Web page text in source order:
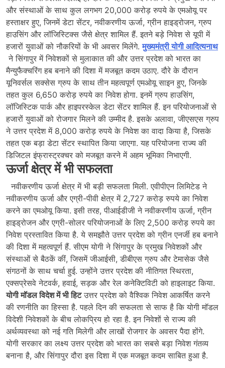
और संस्थाओं के साथ कुल लगभग 20,000 करोड़ रुपये के एमओयू पर
हस्ताक्षर हुए, जिनमें डेटा सेंटर, नवीकरणीय ऊर्जा, ग्रीन हाइड्रोजन, ग्रुप
हाउसिंग और लॉजिस्टिक्स जैसे क्षेत्र शामिल हैं. इतने बड़े निवेश से यूपी में
हजारों युवाओं को नौकरियों के भी अवसर मिलेंगे.मुख्यमंत्री योगी आदित्यनाथ
ने सिंगापुर में निवेशकों से मुलाकात की और उत्तर प्रदेश को भारत का
मैन्युफैक्चरिंग हब बनाने की दिशा में मजबूत कदम उठाए. दौरे के दौरान
यूनिवर्सल सक्सेस ग्रुप के साथ तीन महत्वपूर्ण एमओयू साइन हुए, जिनके
तहत कुल 6,650 करोड़ रुपये का निवेश होगा. इनमें ग्रुप हाउसिंग,
लॉजिस्टिक पार्क और हाइपरस्केल डेटा सेंटर शामिल हैं. इन परियोजनाओं से
हजारों युवाओं को रोजगार मिलने की उम्मीद है. इसके अलावा, जीएसएस ग्रुप
ने उत्तर प्रदेश में 8,000 करोड़ रुपये के निवेश का वादा किया है, जिसके
तहत एक बड़ा डेटा सेंटर स्थापित किया जाएगा. यह परियोजना राज्य की
डिजिटल इंफ्रास्ट्रक्चर को मजबूत करने में अहम भूमिका निभाएगी.
ऊर्जा क्षेत्र में भी सफलता
नवीकरणीय ऊर्जा क्षेत्र में भी बड़ी सफलता मिली. एवीपीएन लिमिटेड ने
नवीकरणीय ऊर्जा और एग्री-पीवी क्षेत्र में 2,727 करोड़ रुपये का निवेश
करने का एमओयू किया. इसी तरह, पीआईडीजी ने नवीकरणीय ऊर्जा, ग्रीन
हाइड्रोजन और एग्री-सोलर परियोजनाओं के लिए 2,500 करोड़ रुपये का
निवेश प्रस्तावित किया है. ये समझौते उत्तर प्रदेश को ग्रीन एनर्जी हब बनाने
की दिशा में महत्वपूर्ण हैं. सीएम योगी ने सिंगापुर के प्रमुख निवेशकों और
संस्थाओं से बैठकें कीं, जिसमें जीआईसी, डीबीएस ग्रुप और टेमासेक जैसे
संगठनों के साथ चर्चा हुई. उन्होंने उत्तर प्रदेश की नीतिगत स्थिरता,
एक्सप्रेसवे नेटवर्क, हवाई, सड़क और रेल कनेक्टिविटी को हाइलाइट किया.
योगी मॉडल विदेश में भी हिटउत्तर प्रदेश को वैश्विक निवेश आकर्षित करने
की रणनीति का हिस्सा है. पहले दिन की सफलता से साफ है कि योगी मॉडल
विदेशी निवेशकों के बीच लोकप्रिय हो रहा है. इन निवेशों से राज्य की
अर्थव्यवस्था को नई गति मिलेगी और लाखों रोजगार के अवसर पैदा होंगे.
योगी सरकार का लक्ष्य उत्तर प्रदेश को भारत का सबसे बड़ा निवेश गंतव्य
बनाना है, और सिंगापुर दौरा इस दिशा में एक मजबूत कदम साबित हुआ है.